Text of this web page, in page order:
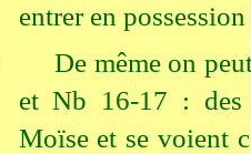
entrer en
De même on
et Nb 16-17 : des
Moïse et se voient